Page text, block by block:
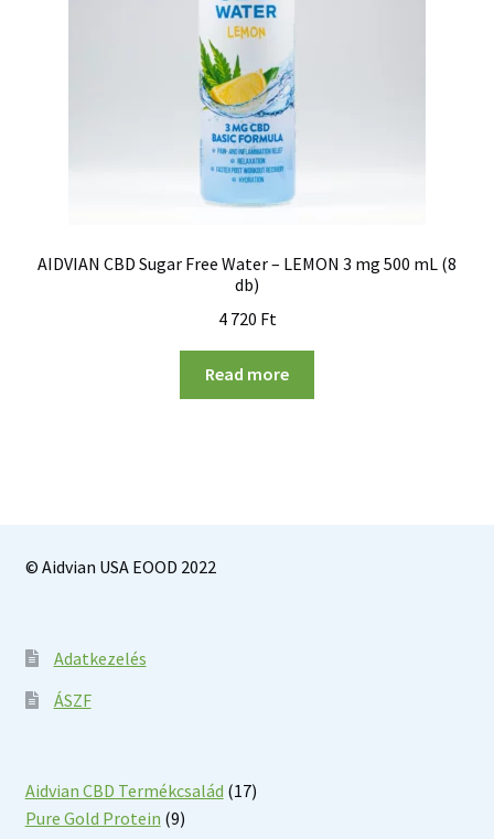
AIDVIAN CBD Sugar Free Water – LEMON 3 mg 500 mL (8
db)
4 720 Ft
Read more
© Aidvian USA EOOD 2022
Adatkezelés
ÁSZF
Aidvian CBD Termékcsalád 1717
Pure Gold Protein 99